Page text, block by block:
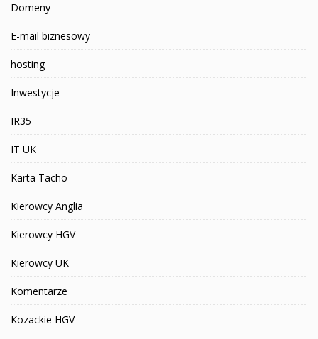
Domeny
E-mail biznesowy
hosting
Inwestycje
IR35
IT UK
Karta Tacho
Kierowcy Anglia
Kierowcy HGV
Kierowcy UK
Komentarze
Kozackie HGV